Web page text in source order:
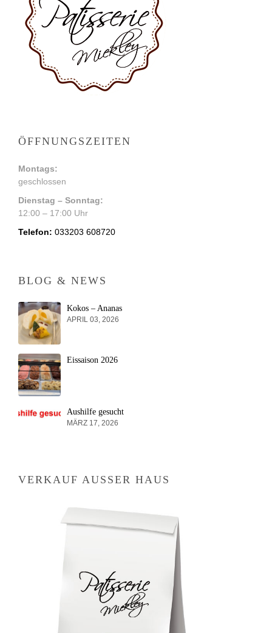
ÖFFNUNGSZEITEN
Montags:
geschlossen
Dienstag – Sonntag:
12:00 – 17:00 Uhr
Telefon: 033203 608720
BLOG & NEWS
Kokos – Ananas
APRIL 03, 2026
Eissaison 2026
Aushilfe gesucht
MÄRZ 17, 2026
VERKAUF AUSSER HAUS